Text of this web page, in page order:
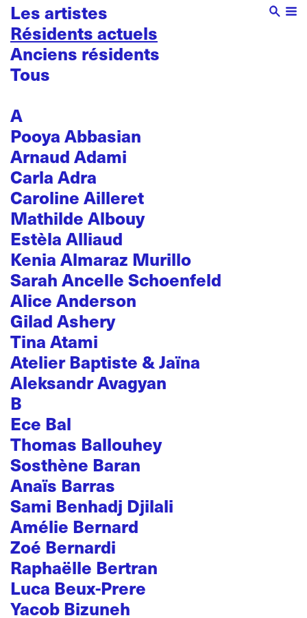
Les artistes
Résidents actuels
Anciens résidents
Tous
A
Pooya Abbasian
Arnaud Adami
Carla Adra
Caroline Ailleret
Mathilde Albouy
Estèla Alliaud
Kenia Almaraz Murillo
Sarah Ancelle Schoenfeld
Alice Anderson
Gilad Ashery
Tina Atami
Atelier Baptiste & Jaïna
Aleksandr Avagyan
B
Ece Bal
Thomas Ballouhey
Sosthène Baran
Anaïs Barras
Sami Benhadj Djilali
Amélie Bernard
Zoé Bernardi
Raphaëlle Bertran
Luca Beux-Prere
Yacob Bizuneh